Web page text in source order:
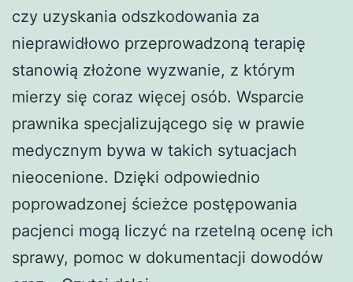
czy uzyskania odszkodowania za
nieprawidłowo przeprowadzoną terapię
stanowią złożone wyzwanie, z którym
mierzy się coraz więcej osób. Wsparcie
prawnika specjalizującego się w prawie
medycznym bywa w takich sytuacjach
nieocenione. Dzięki odpowiednio
poprowadzonej ścieżce postępowania
pacjenci mogą liczyć na rzetelną ocenę ich
sprawy, pomoc w dokumentacji dowodów